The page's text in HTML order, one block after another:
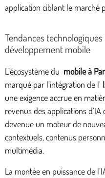
application ciblant le marché
Tendances
développement mobile
L’écosystème du mobile à
marqué par l’intégration de l’
une exigence accrue en
revenus des applications
devenue un moteur de
contextuels, contenus
multimédia.
La montée en puissance de